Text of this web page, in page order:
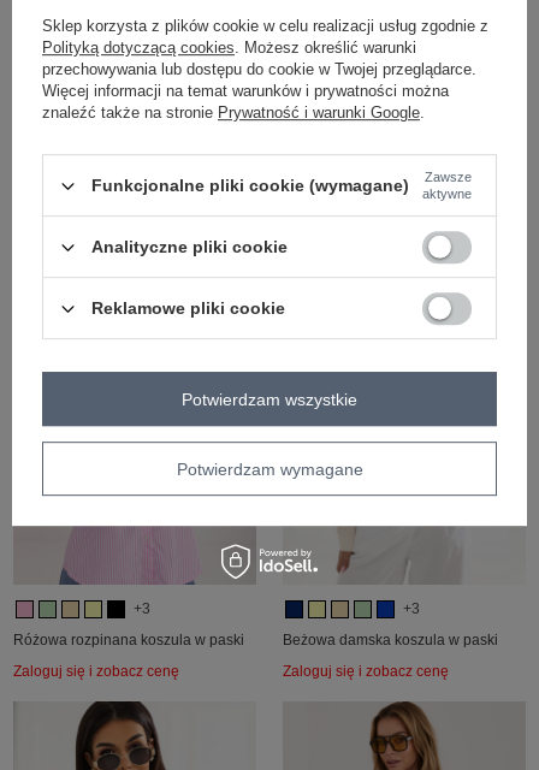
Zaloguj się i zobacz cenę
Pistacjowa klasyczna koszula w
Zaloguj się i zobacz cenę
+3
Różowa rozpinana koszula w paski
Zaloguj się i zobacz cenę
+3
Beżowa damska koszula w paski
Zaloguj się i zobacz cenę
Sklep korzysta z plików cookie w celu realizacji usług zgodnie z
Polityką dotyczącą cookies. Możesz określić warunki
przechowywania lub dostępu do cookie w Twojej przeglądarce.
Więcej informacji na temat warunków i prywatności można
znaleźć także na stronie Prywatność i warunki Google.
Funkcjonalne pliki cookie (wymagane)
Zawsze
aktywne
Analityczne pliki cookie
Reklamowe pliki cookie
Potwierdzam wymagane
Potwierdzam wszystkie